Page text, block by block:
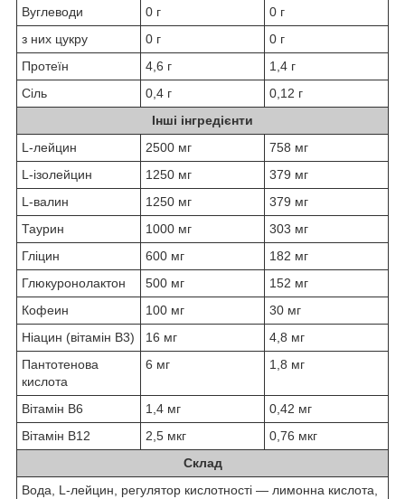
Вуглеводи 0 г
0 г
з них цукру
0 г
0 г
Протеїн
4,6 г
1,4 г
Сіль
0,4 г
0,12 г
Інші інгредієнти
L-лейцин
2500 мг
758 мг
L-ізолейцин
1250 мг
379 мг
L-валин
1250 мг
379 мг
Таурин
1000 мг
303 мг
Гліцин
600 мг
182 мг
Глюкуронолактон
500 мг
152 мг
Кофеин
100 мг
30 мг
Ніацин (вітамін B3)
16 мг
4,8 мг
Пантотенова
кислота
6 мг 1,8 мг
Вітамін B6 1,4 мг
0,42 мг
Вітамін B12
2,5 мкг
0,76 мкг
Склад
Вода, L-лейцин, регулятор кислотності — лимонна кислота,